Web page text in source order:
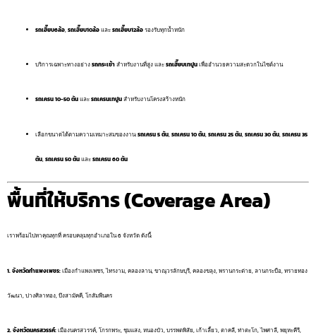
รถเฮี๊ยบ6ล้อ,รถเฮี๊ยบ10ล้อและรถเฮี๊ยบ12ล้อรองรับทุกน้ำหนัก
บริการเฉพาะทางอย่างรถกระเช้าสำหรับงานที่สูง และรถเฮี๊ยบเทปูนเพื่ออำนวยความสะดวกในไซต์งาน
รถเครน 10-50 ตันและรถเครนเทปูนสำหรับงานโครงสร้างหนัก
เลือกขนาดได้ตามความเหมาะสมของงาน:รถเครน 5 ตัน,รถเครน 10 ตัน,รถเครน 25 ตัน,รถเครน 30 ตัน,รถเครน 35
ตัน,รถเครน 50 ตันและรถเครน 60 ตัน
พื้นที่ให้บริการ (Coverage Area)
เราพร้อมไปหาคุณทุกที่ ครอบคลุมทุกอำเภอใน 6 จังหวัด ดังนี้:
1. จังหวัดกำแพงเพชร:เมืองกำแพงเพชร, ไทรงาม, คลองลาน, ขาณุวรลักษบุรี, คลองขลุง, พรานกระต่าย, ลานกระบือ, ทรายทอง
วัฒนา, ปางศิลาทอง, บึงสามัคคี, โกสัมพีนคร
2. จังหวัดนครสวรรค์:เมืองนครสวรรค์, โกรกพระ, ชุมแสง, หนองบัว, บรรพตพิสัย, เก้าเลี้ยว, ตาคลี, ท่าตะโก, ไพศาลี, พยุหะคีรี,